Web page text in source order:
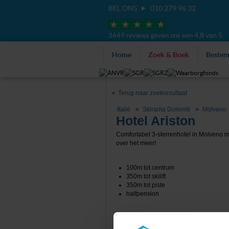
BEL ONS 010 279 96 32
3649 reviews geven ons een 4,8 van 5
Home Zoek & Boek
<Terug naar zoekresultaat
Italië Skirama Dolomiti Molveno
Hotel Ariston
Comfortabel 3-sterrenhotel in Molveno
over het meer!
100m tot centrum
350m tot skilift
350m tot piste
halfpension